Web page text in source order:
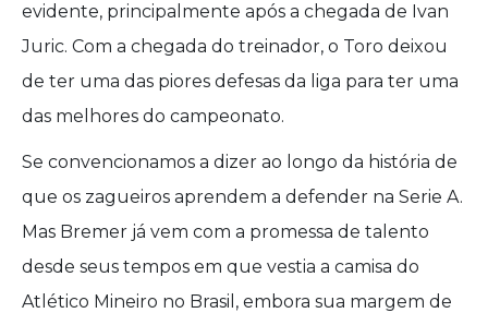
evidente, principalmente após a chegada de Ivan
Juric. Com a chegada do treinador, o Toro deixou
de ter uma das piores defesas da liga para ter uma
das melhores do campeonato.
Se convencionamos a dizer ao longo da história de
que os zagueiros aprendem a defender na Serie A.
Mas Bremer já vem com a promessa de talento
desde seus tempos em que vestia a camisa do
Atlético Mineiro no Brasil, embora sua margem de